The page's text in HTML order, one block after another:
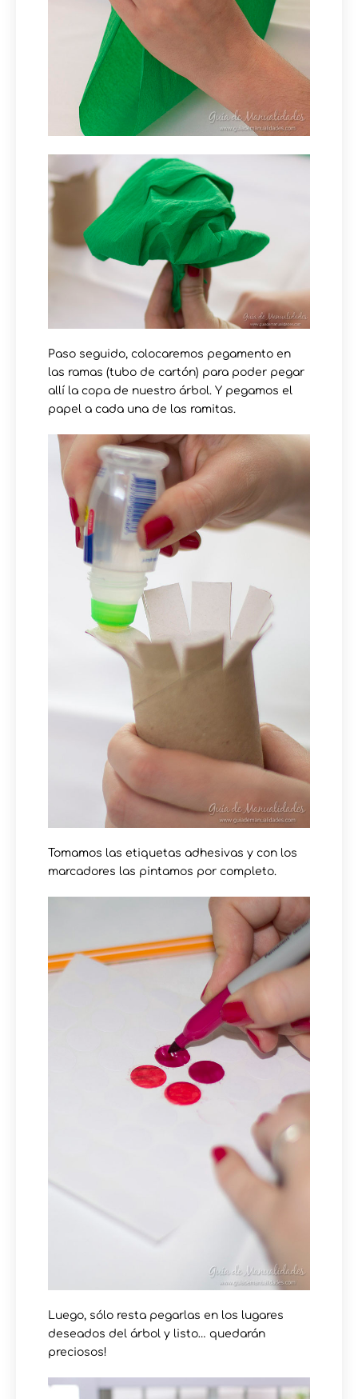
Paso seguido, colocaremos pegamento en
las ramas (tubo de cartón) para poder pegar
allí la copa de nuestro árbol. Y pegamos el
papel a cada una de las ramitas.
Tomamos las etiquetas adhesivas y con los
marcadores las pintamos por completo.
Luego, sólo resta pegarlas en los lugares
deseados del árbol y listo… quedarán
preciosos!